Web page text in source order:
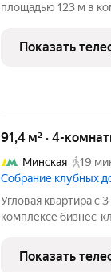
площадью 123 м в
открываются
башни
Показать
91,4 м² · 4-
Минская
19
Cобрание клубных
Угловая квартира с
комплексе бизнес-
м этаже в корпусе
потолкам
Показать